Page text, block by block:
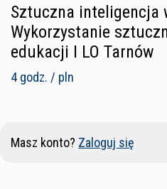
Sztuczna inteligencja
Wykorzystanie
edukacji I LO Tarnów
4 godz. / pln
Masz konto? Zaloguj się